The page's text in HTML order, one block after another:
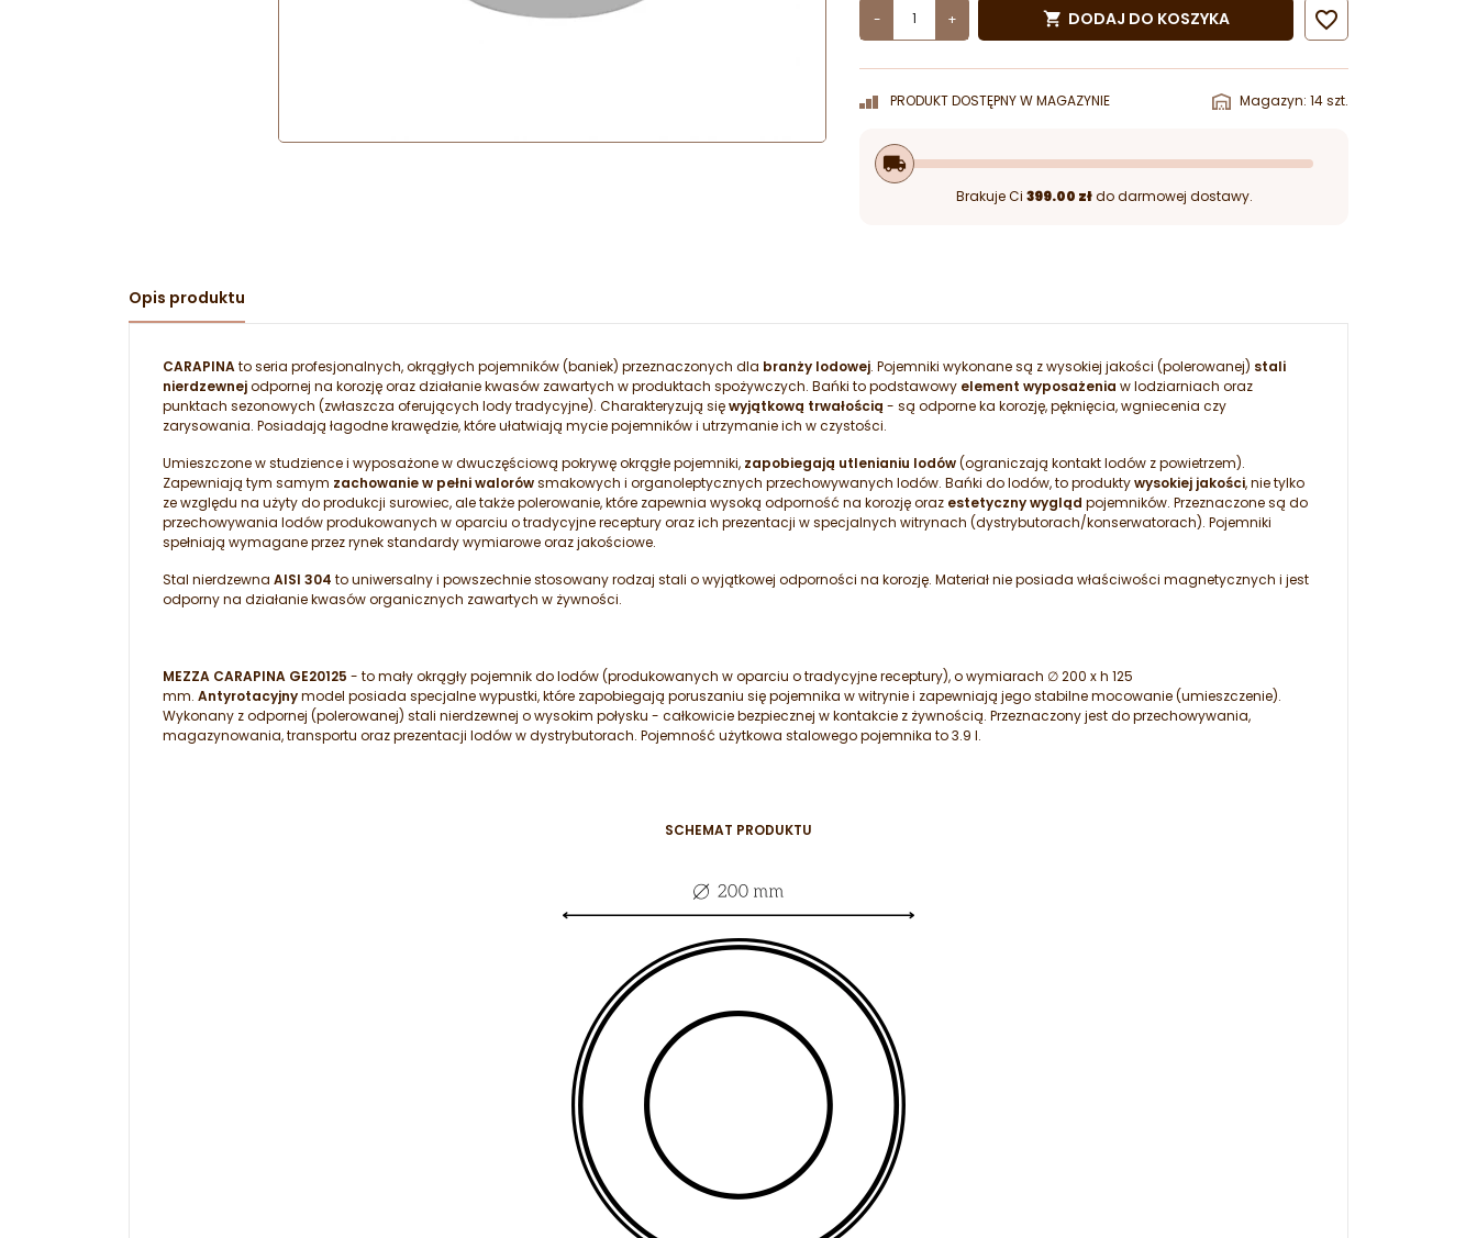
- +  DODAJ DO KOSZYKA 
PRODUKT DOSTĘPNY W MAGAZYNIE Magazyn: 14 szt.
local_shipping
Brakuje Ci 399.00 złdo darmowej dostawy.
Opis produktu
CARAPINAto seria profesjonalnych, okrągłych pojemników (baniek) przeznaczonych dla branży lodowej. Pojemniki wykonane są z wysokiej jakości (polerowanej) stali
nierdzewnejodpornej na korozję oraz działanie kwasów zawartych w produktach spożywczych. Bańki to podstawowy element wyposażenia w lodziarniach oraz
punktach sezonowych (zwłaszcza oferujących lody tradycyjne). Charakteryzują sięwyjątkową trwałością - są odporne ka korozję, pęknięcia, wgniecenia czy
zarysowania. Posiadają łagodne krawędzie, które ułatwiają mycie pojemników i utrzymanie ich w czystości.
Umieszczone w studzience i wyposażone w dwuczęściową pokrywę okrągłe pojemniki, zapobiegają utlenianiu lodów(ograniczają kontakt lodów z powietrzem).
Zapewniają tym samym zachowanie w pełni walorówsmakowych i organoleptycznych przechowywanych lodów. Bańki do lodów, to produktywysokiej jakości, nie tylko
ze względu na użyty do produkcji surowiec, ale także polerowanie, które zapewnia wysoką odporność na korozję oraz estetyczny wygląd pojemników. Przeznaczone są do
przechowywania lodów produkowanych w oparciu o tradycyjne receptury oraz ich prezentacji w specjalnych witrynach (dystrybutorach/konserwatorach). Pojemniki
spełniają wymagane przez rynek standardy wymiarowe oraz jakościowe.
Stal nierdzewna AISI 304 to uniwersalny i powszechnie stosowany rodzaj stali o wyjątkowej odporności na korozję. Materiał nie posiada właściwości magnetycznych i jest
odporny na działanie kwasów organicznych zawartych w żywności.
MEZZA CARAPINA GE20125 - to mały okrągły pojemnik do lodów (produkowanych w oparciu o tradycyjne receptury), o wymiarach ∅ 200 x h 125
mm. Antyrotacyjnymodel posiada specjalne wypustki, które zapobiegają poruszaniu się pojemnika w witrynie i zapewniają jego stabilne mocowanie (umieszczenie).
Wykonany z odpornej (polerowanej) stali nierdzewnej o wysokim połysku - całkowicie bezpiecznej w kontakcie z żywnością. Przeznaczony jest do przechowywania,
magazynowania, transportu oraz prezentacji lodów w dystrybutorach. Pojemność użytkowa stalowego pojemnika to 3.9 l.
SCHEMAT PRODUKTU